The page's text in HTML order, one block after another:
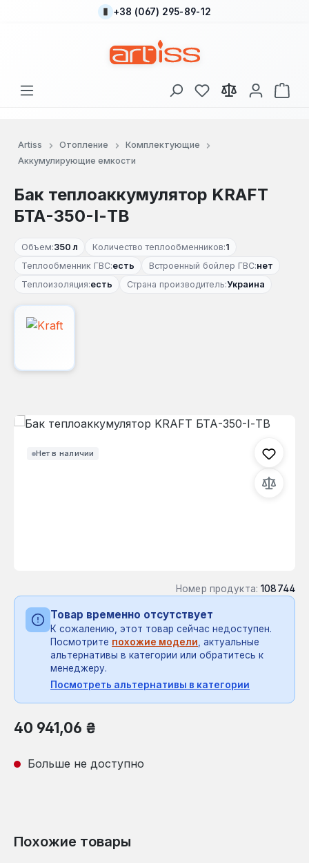
Перейти к основному содержанию
+38 (067) 295-89-12
У вас есть товары
В
Artiss Отопление
Комплектующие
Аккумулирующие емкости
Бак теплоаккумулятор KRAFT
БТА-350-І-TB
Объем:350 л Количество теплообменников:1
Теплообменник ГВС:есть Встроенный бойлер ГВС:нет
Теплоизоляция:есть Страна производитель:Украина
Нет в наличии
Пропустить галерею изображений
Номер продукта: 108744
Товар временно отсутствует
К сожалению, этот товар сейчас недоступен.
Посмотрите похожие модели, актуальные
альтернативы в категории или обратитесь к
менеджеру.
Посмотреть альтернативы в категории
Обычная цена:
40 941,06 ₴
Больше не доступно
Похожие товары